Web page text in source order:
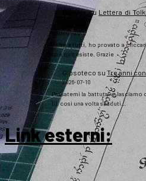
Danielasu Lettera di
2026-07-20
Salve a tutti, ho provato a
che non esiste. Grazie
Gipsoteco su Tre anni
2026-07-10
Passatemi la battuta: e
lì), così una volta scaduti…
Link esterni: